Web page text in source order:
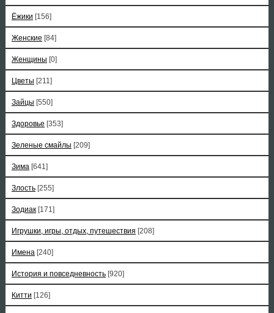
Ёжики [156]
Женские [84]
Женщины [0]
Цветы [211]
Зайцы [550]
Здоровье [353]
Зеленые смайлы [209]
Зима [641]
Злость [255]
Зодиак [171]
Игрушки, игры, отдых, путешествия [208]
Имена [240]
История и повседневность [920]
Китти [126]